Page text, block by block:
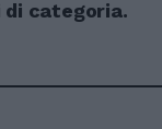
di categoria.